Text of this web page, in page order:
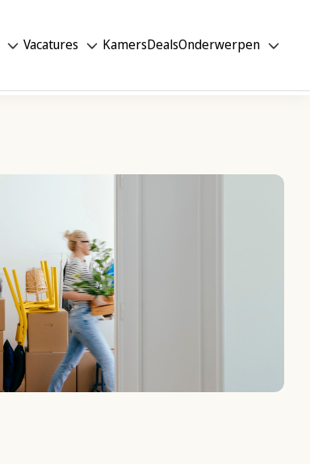
Vacatures KamersDealsOnderwerpen